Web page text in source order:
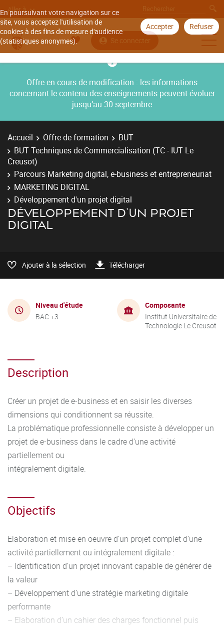
En poursuivant votre navigation sur ce
site, vous acceptez l'utilisation de
cookies à des fins de mesure d'audience
(statistiques anonymes).
Accepter Refuser
Aller à
Se connecter
Offre en cours de modification : les informations
concernant le contenu des enseignements peuvent évoluer
jusqu’au 30 septembre
Accueil Offre de formation
BUT
BUT Techniques de Commercialisation (TC - IUT Le
Creusot)
Parcours Marketing digital, e-business et entrepreneuriat
MARKETING DIGITAL
Développement d'un projet digital
DÉVELOPPEMENT D'UN PROJET
DIGITAL
Ajouter à la sélection Télécharger
Niveau d'étude
BAC +3
Composante
Institut Universitaire de
Technologie Le Creusot
Description
Créer un projet de e-business et en saisir les diverses
dimensions qui conditionnent sa réussite.
La problématique professionnelle consiste à développer un
projet de e-business dans le cadre d’une activité
partiellement ou
intégralement digitale.
Objectifs
Elaboration et mise en oeuvre d’un projet complet d’une
activité partiellement ou intégralement digitale :
– Identification d’un projet innovant capable de générer de
la valeur
– Développement d’une stratégie marketing digitale
performante
– Elaboration d’un cahier des charges fonctionnel puis